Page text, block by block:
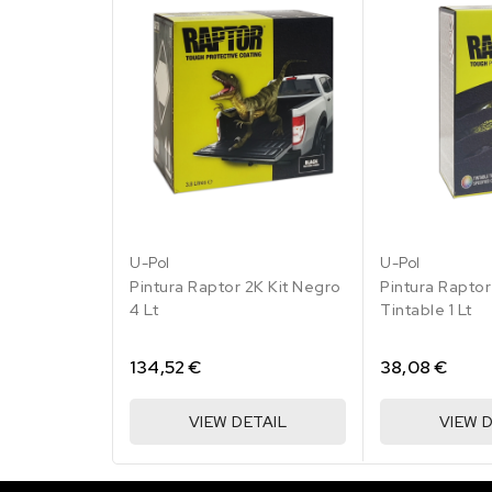
158.47 €
RAL 1015 Marfil
claro
158.47 €
168 en stock
RAL 1019 Beige
158.47 €
U-Pol
Pintura Raptor 2K Kit Negro
4 Lt
134,52 €
VIEW DETAIL
U-Pol
Pintura
Tintable 1 Lt
38,08 €
VIEW